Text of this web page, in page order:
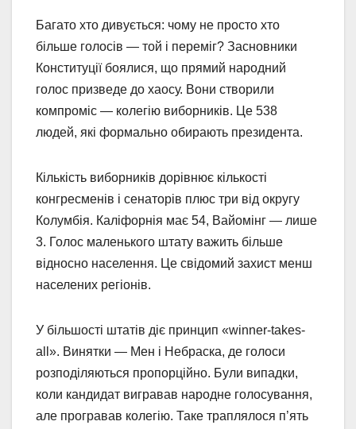
Багато хто дивується: чому не просто хто
більше голосів — той і переміг? Засновники
Конституції боялися, що прямий народний
голос призведе до хаосу. Вони створили
компроміс — колегію виборників. Це 538
людей, які формально обирають президента.
Кількість виборників дорівнює кількості
конгресменів і сенаторів плюс три від округу
Колумбія. Каліфорнія має 54, Вайомінг — лише
3. Голос маленького штату важить більше
відносно населення. Це свідомий захист менш
населених регіонів.
У більшості штатів діє принцип «winner-takes-
all». Винятки — Мен і Небраска, де голоси
розподіляються пропорційно. Були випадки,
коли кандидат вигравав народне голосування,
але програвав колегію. Таке траплялося п’ять